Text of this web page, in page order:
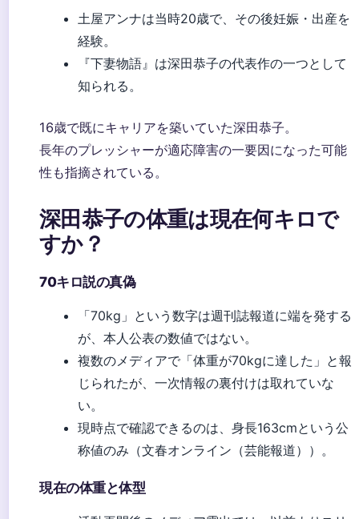
土屋アンナは当時20歳で、その後妊娠・出産を
経験。
『下妻物語』は深田恭子の代表作の一つとして
知られる。
16歳で既にキャリアを築いていた深田恭子。
長年のプレッシャーが適応障害の一要因になった可能
性も指摘されている。
深田恭子の体重は現在何キロで
すか？
70キロ説の真偽
「70kg」という数字は週刊誌報道に端を発する
が、本人公表の数値ではない。
複数のメディアで「体重が70kgに達した」と報
じられたが、一次情報の裏付けは取れていな
い。
現時点で確認できるのは、身長163cmという公
称値のみ（文春オンライン（芸能報道） ）。
現在の体重と体型